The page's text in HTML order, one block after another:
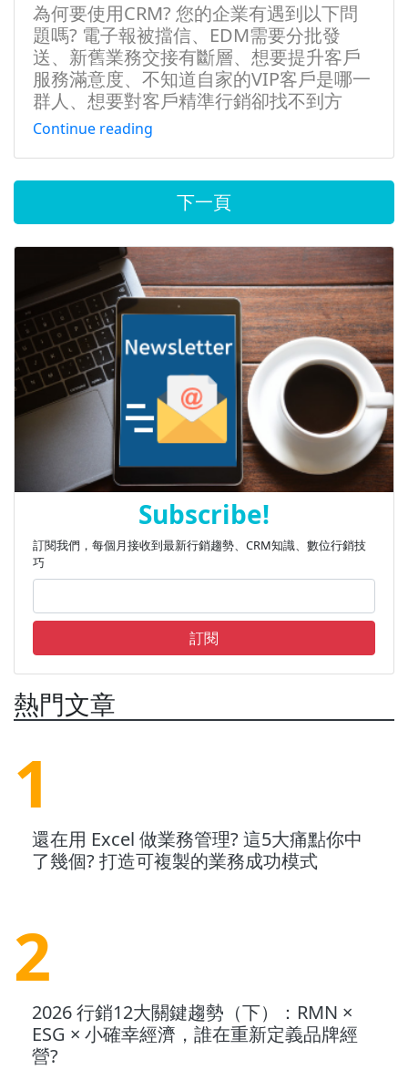
為何要使用CRM? 您的企業有遇到以下問
題嗎? 電子報被擋信、EDM需要分批發
送、新舊業務交接有斷層、想要提升客戶
服務滿意度、不知道自家的VIP客戶是哪一
群人、想要對客戶精準行銷卻找不到方
法……等，快透過Meta8 CRM來解決您的
問題! 為何選擇Meta8 CRM? Meta8 CRM
像是您聰明伶俐的助理，只要一個按鍵即
可達成分眾行銷溝通、即時報表分析……等
貼心功能 元璟數位的團隊成員，深耕於大
數據、數位行銷和客戶關係管理的領域，
具有10年以上經驗 每月版本更新，我們追
求最高標準，您使用的CRM持續因應市場
最新趨勢 新式友善界面設計，操作直覺，
節省您的學習成本。無需安裝和購買硬體
設備，便利又省力 雲端服務，RWD響應式
網站，透過手機、PC、平板電腦都能使
用，跨地區也輕鬆掌握商機 如何體驗
Meta8 CRM? Meta8 CRM提供21天免費試
用，4步驟完成申請，教學流程如下： 1.
請點選官網右上方「免費試用」 2. 填寫資
料，並按註冊(Register) 我們非常重視您的
使用感受，請留下聯絡方式，以提供最完
善的服務給貴司喔! 3. 送出表格後，請至
Email收件匣收取開通信 點選信中「超連
結」來開通服務 4. 申請服務後，往後請點
選官網的「登入」 輸入帳號與密碼，再按
Continue reading
下一頁
Subscribe!
訂閱我們，每個月接收到最新行銷趨勢、CRM知識、數位行銷技
巧
訂閱
熱門文章
1
還在用 Excel 做業務管理? 這5大痛點你中
了幾個? 打造可複製的業務成功模式
2
2026 行銷12大關鍵趨勢（下）：RMN ×
ESG × 小確幸經濟，誰在重新定義品牌經
營?